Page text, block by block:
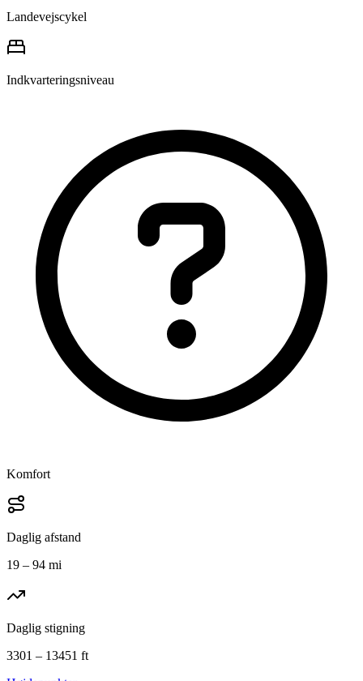
Landevejscykel
Indkvarteringsniveau
Komfort
Daglig afstand
19 – 94 mi
Daglig stigning
3301 – 13451 ft